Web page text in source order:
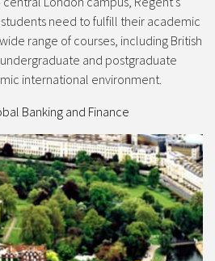
need to fulfill their academic
range of courses, including British
and postgraduate
international environment.
Banking and Finance